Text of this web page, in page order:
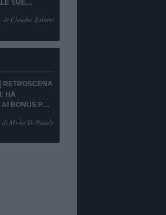
SUE
di Claudio Zuliani
RETROSCENA
HA
BONUS PUR
di Mirko Di Natale